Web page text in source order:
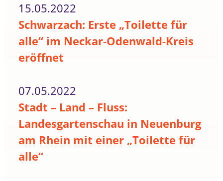
15.05.2022
Schwarzach: Erste „Toilette für
alle“ im Neckar-Odenwald-Kreis
eröffnet
07.05.2022
Stadt – Land – Fluss:
Landesgartenschau in Neuenburg
am Rhein mit einer „Toilette für
alle“